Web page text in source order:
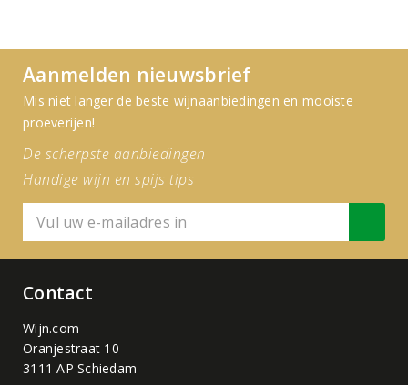
Aanmelden nieuwsbrief
Mis niet langer de beste wijnaanbiedingen en mooiste
proeverijen!
De scherpste aanbiedingen
Handige wijn en spijs tips
Contact
Wijn.com
Oranjestraat 10
3111 AP Schiedam